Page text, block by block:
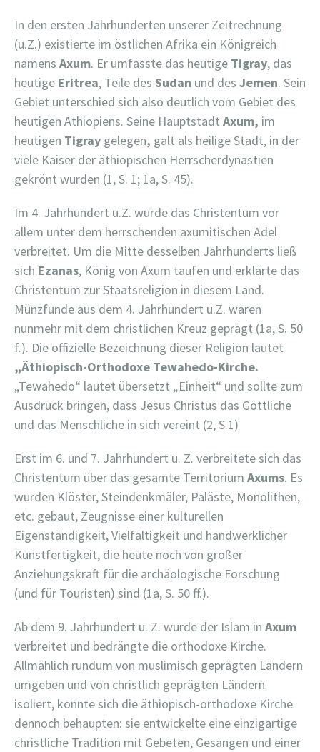
In den ersten Jahrhunderten unserer Zeitrechnung
(u.Z.) existierte im östlichen Afrika ein Königreich
namens Axum. Er umfasste das heutige Tigray, das
heutige Eritrea, Teile des Sudan und des Jemen. Sein
Gebiet unterschied sich also deutlich vom Gebiet des
heutigen Äthiopiens. Seine Hauptstadt Axum, im
heutigen Tigray gelegen, galt als heilige Stadt, in der
viele Kaiser der äthiopischen Herrscherdynastien
gekrönt wurden (1, S. 1; 1a, S. 45).
Im 4. Jahrhundert u.Z. wurde das Christentum vor
allem unter dem herrschenden axumitischen Adel
verbreitet. Um die Mitte desselben Jahrhunderts ließ
sich Ezanas, König von Axum taufen und erklärte das
Christentum zur Staatsreligion in diesem Land.
Münzfunde aus dem 4. Jahrhundert u.Z. waren
nunmehr mit dem christlichen Kreuz geprägt (1a, S. 50
f.). Die offizielle Bezeichnung dieser Religion lautet
„Äthiopisch-Orthodoxe Tewahedo-Kirche.
„Tewahedo“ lautet übersetzt „Einheit“ und sollte zum
Ausdruck bringen, dass Jesus Christus das Göttliche
und das Menschliche in sich vereint (2, S.1)
Erst im 6. und 7. Jahrhundert u. Z. verbreitete sich das
Christentum über das gesamte Territorium Axums. Es
wurden Klöster, Steindenkmäler, Paläste, Monolithen,
etc. gebaut, Zeugnisse einer kulturellen
Eigenständigkeit, Vielfältigkeit und handwerklicher
Kunstfertigkeit, die heute noch von großer
Anziehungskraft für die archäologische Forschung
(und für Touristen) sind (1a, S. 50 ff.).
Ab dem 9. Jahrhundert u. Z. wurde der Islam in Axum
verbreitet und bedrängte die orthodoxe Kirche.
Allmählich rundum von muslimisch geprägten Ländern
umgeben und von christlich geprägten Ländern
isoliert, konnte sich die äthiopisch-orthodoxe Kirche
dennoch behaupten: sie entwickelte eine einzigartige
christliche Tradition mit Gebeten, Gesängen und einer